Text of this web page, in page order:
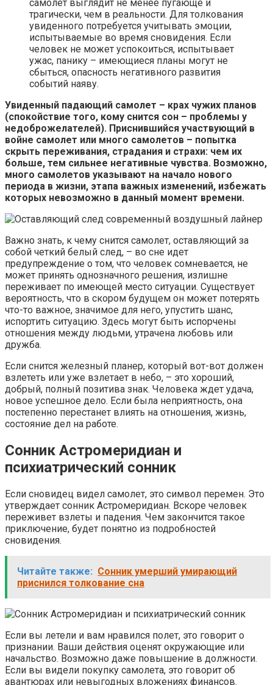
самолет выглядит не менее пугающе и
трагически, чем в реальности. Для толкования
увиденного потребуется учитывать эмоции,
испытываемые во время сновидения. Если
человек не может успокоиться, испытывает
ужас, панику – имеющиеся планы могут не
сбыться, опасность негативного развития
событий наяву.
Увиденный падающий самолет – крах чужих планов
(спокойствие того, кому снится сон – проблемы у
недоброжелателей). Приснившийся участвующий в
войне самолет или много самолетов – попытка
скрыть переживания, страдания и страхи: чем их
больше, тем сильнее негативные чувства. Возможно,
много самолетов указывают на начало нового
периода в жизни, этапа важных изменений, избежать
которых невозможно в данный момент времени.
Важно знать, к чему снится самолет, оставляющий за
собой четкий белый след, – во сне идет
предупреждение о том, что человек сомневается, не
может принять однозначного решения, излишне
переживает по имеющей место ситуации. Существует
вероятность, что в скором будущем он может потерять
что-то важное, значимое для него, упустить шанс,
испортить ситуацию. Здесь могут быть испорчены
отношения между людьми, утрачена любовь или
дружба.
Если снится железный планер, который вот-вот должен
взлететь или уже взлетает в небо, – это хороший,
добрый, полный позитива знак. Человека ждет удача,
новое успешное дело. Если была неприятность, она
постепенно перестанет влиять на отношения, жизнь,
состояние дел на работе.
Сонник Астромеридиан и
психиатрический сонник
Если сновидец видел самолет, это символ перемен. Это
утверждает сонник Астромеридиан. Вскоре человек
переживет взлеты и падения. Чем закончится такое
приключение, будет понятно из подробностей
сновидения.
Читайте также: Сонник умерший умирающий
приснился толкование сна
Если вы летели и вам нравился полет, это говорит о
признании. Ваши действия оценят окружающие или
начальство. Возможно даже повышение в должности.
Если вы видели покупку самолета, это говорит об
авантюрах или невыгодных вложениях финансов.